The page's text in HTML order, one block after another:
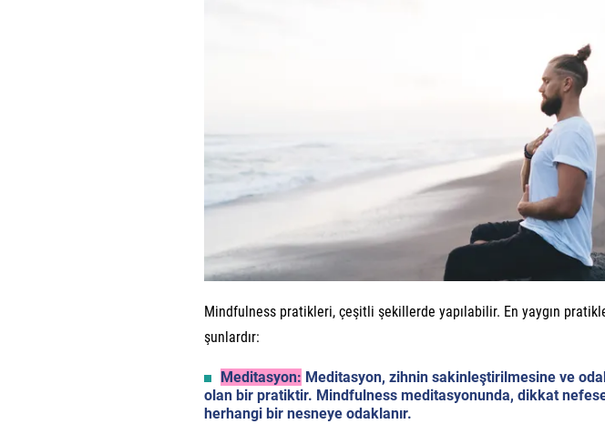
Mindfulness pratikleri, çeşitli şekillerde yapılabilir. En yaygın
şunlardır:
Meditasyon: Meditasyon, zihnin sakinleştirilmesine ve
olan bir pratiktir. Mindfulness meditasyonunda, dikkat
herhangi bir nesneye odaklanır.